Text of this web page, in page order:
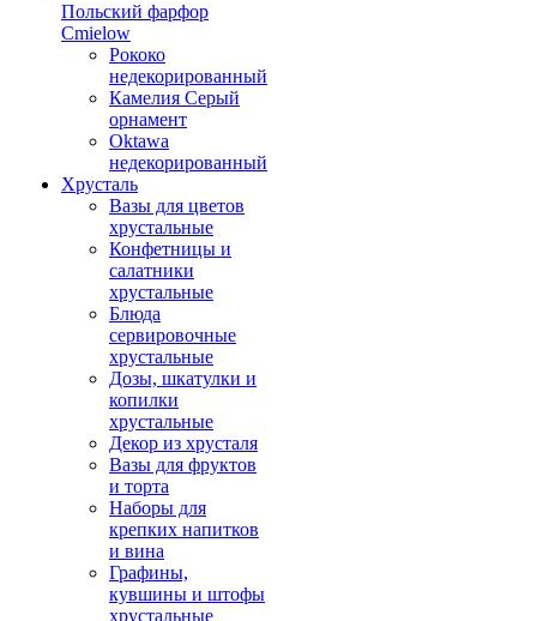
Польский фарфор
Сmielow
Рококо
недекорированный
Камелия Серый
орнамент
Oktawa
недекорированный
Хрусталь
Вазы для цветов
хрустальные
Конфетницы и
салатники
хрустальные
Блюда
сервировочные
хрустальные
Дозы, шкатулки и
копилки
хрустальные
Декор из хрусталя
Вазы для фруктов
и торта
Наборы для
крепких напитков
и вина
Графины,
кувшины и штофы
хрустальные